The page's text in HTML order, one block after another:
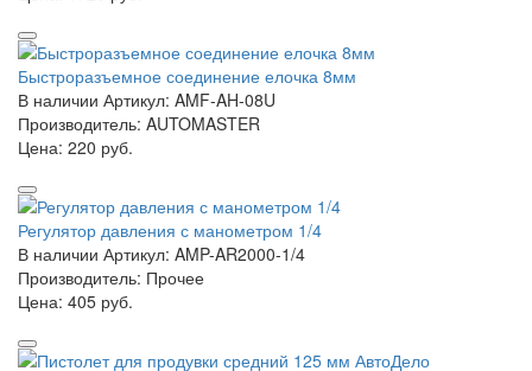
Быстроразъемное соединение елочка 8мм
В наличии Артикул: AMF-AH-08U
Производитель: AUTOMASTER
Цена: 220 руб.
Регулятор давления с манометром 1/4
В наличии Артикул: AMP-AR2000-1/4
Производитель: Прочее
Цена: 405 руб.